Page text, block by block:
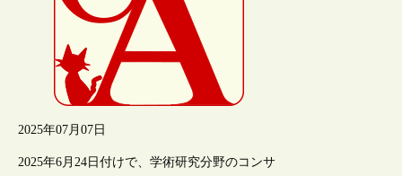
2025年07月07日
2025年6月24日付けで、学術研究分野のコンサ